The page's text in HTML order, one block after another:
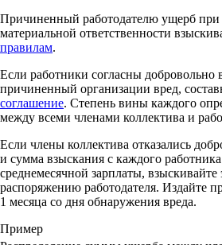
Причиненный работодателю ущерб при
материальной ответственности
правилам.
Если работники согласны добровольно
причиненный организации вред,
соглашение. Степень вины каждого
между всеми членами коллектива и
Если члены коллектива отказались
и сумма взыскания с каждого
среднемесячной зарплаты,
распоряжению работодателя. Издайте
1 месяца со дня обнаружения вреда.
Пример